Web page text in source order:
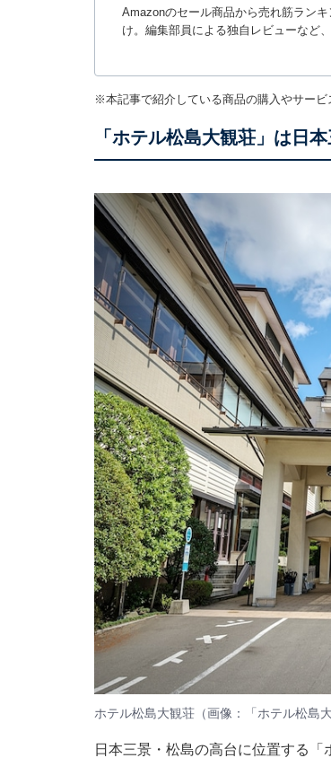
Amazonのセール商品から売れ筋ラン
け。編集部員による独自レビューなど
※本記事で紹介している商品の購入やサービ
「ホテル松島大観荘」は日
ホテル松島大観荘（画像：「ホテル松島
日本三景・松島の高台に位置する